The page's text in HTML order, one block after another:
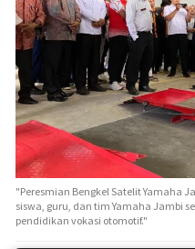
"Peresmian Bengkel Satelit Yamaha
siswa, guru, dan tim Yamaha Jambi
pendidikan vokasi otomotif."